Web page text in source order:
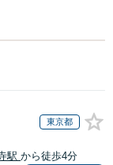
東京都
駅 から徒歩4分